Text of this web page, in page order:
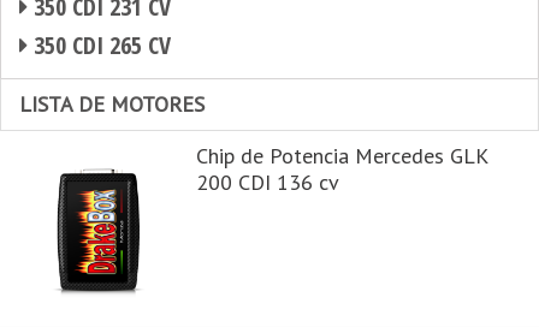
350 CDI 231 CV
350 CDI 265 CV
LISTA DE MOTORES
Chip de Potencia Mercedes GLK
200 CDI 136 cv